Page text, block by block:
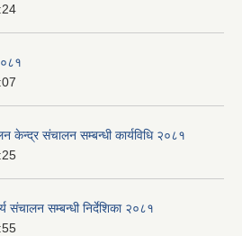
केन्द्र संचालन सम्बन्धी कार्यविधि २०८१
संचालन सम्बन्धी निर्देशिका २०८१